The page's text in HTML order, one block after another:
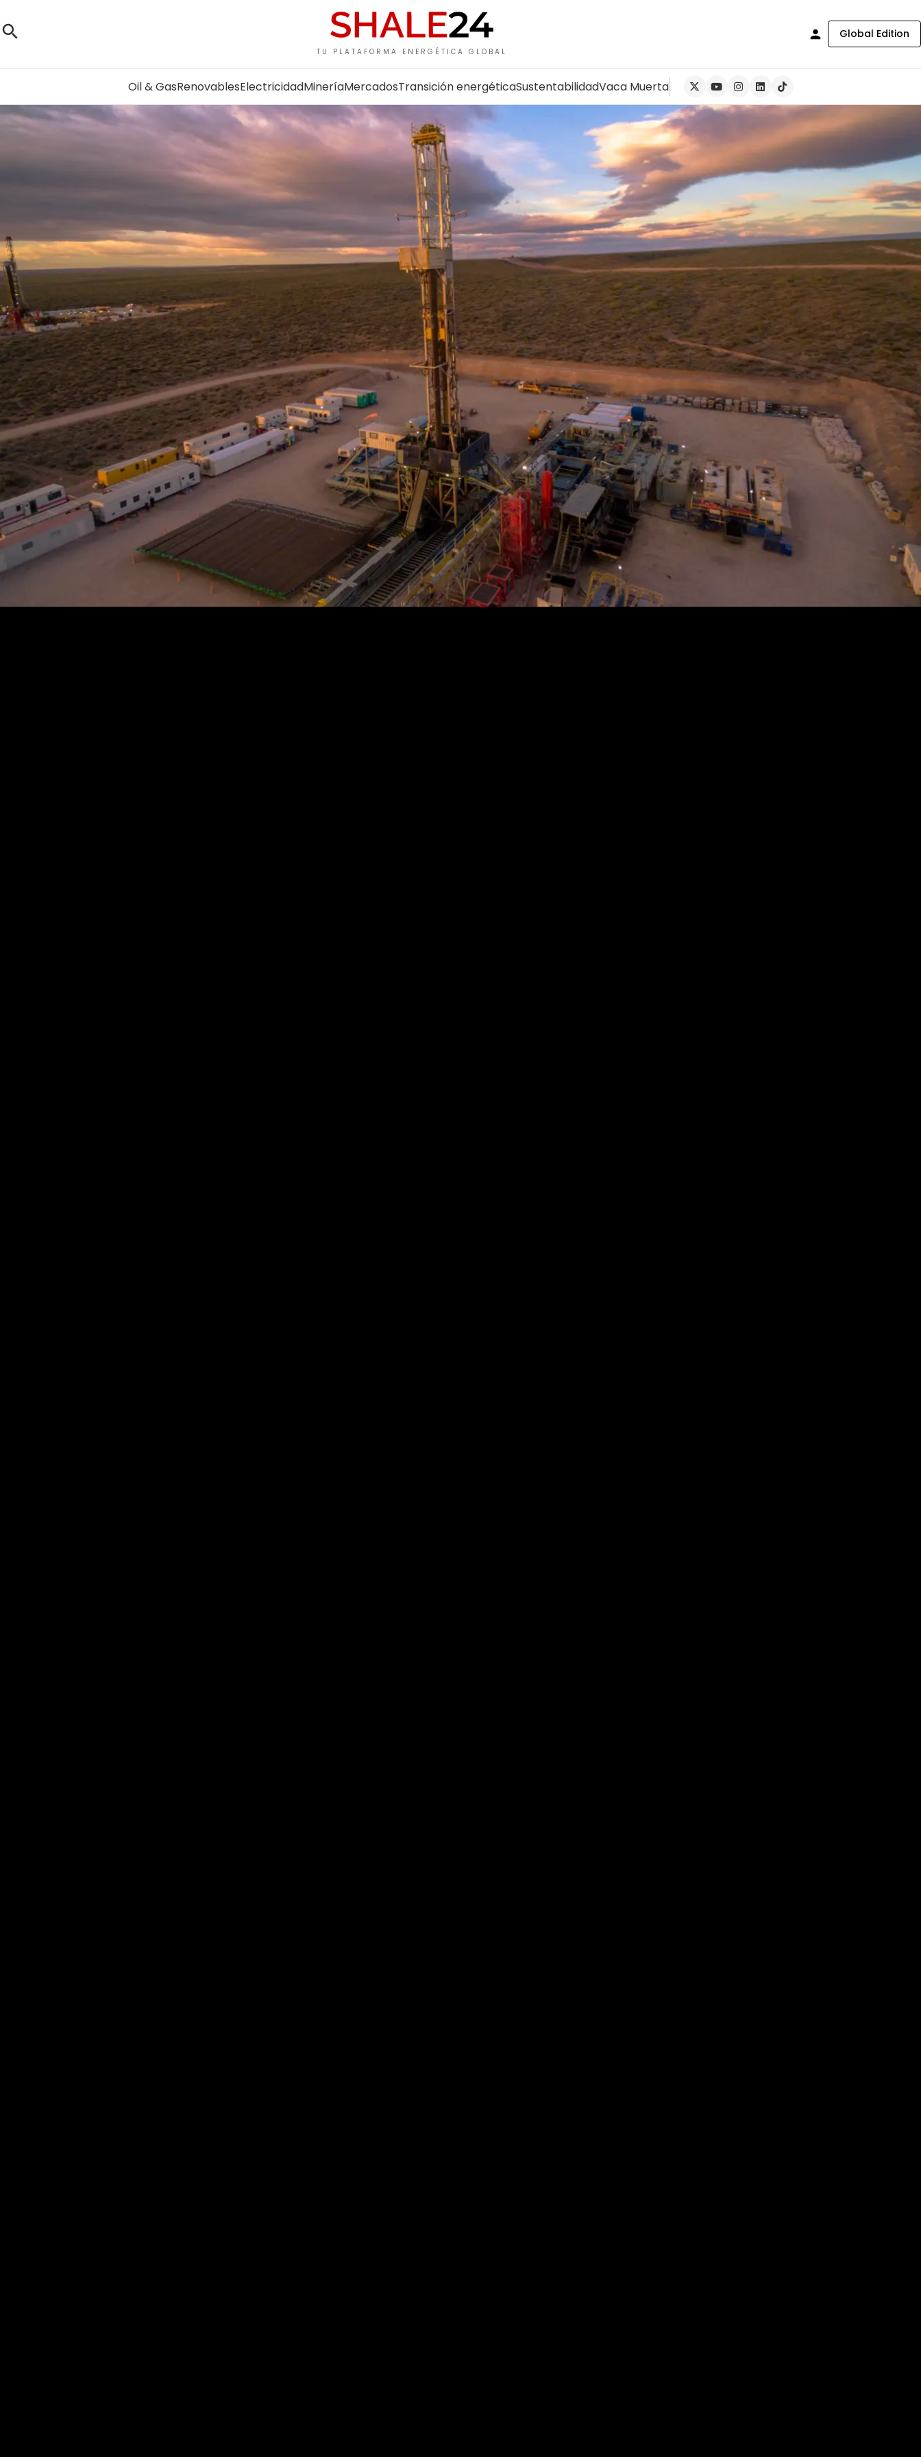
TU PLATAFORMA ENERGÉTICA GLOBAL
Global Edition
Oil & GasRenovablesElectricidadMineríaMercadosTransición energéticaSustentabilidadVaca Muerta